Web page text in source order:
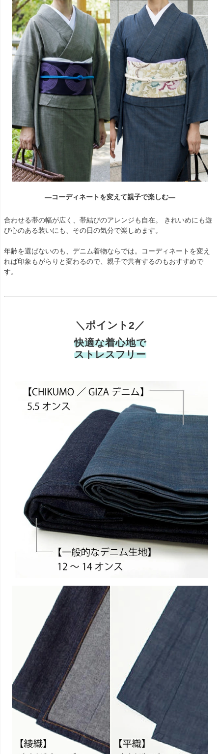
―コーディネートを変えて親子で楽しむ―
合わせる帯の幅が広く、帯結びのアレンジも自在。 きれいめにも遊
び心のある装いにも、その日の気分で楽しめます。
年齢を選ばないのも、デニム着物ならでは。コーディネートを変え
れば印象もがらりと変わるので、親子で共有するのもおすすめで
す。
＼ポイント2／
快適な着心地で
ストレスフリー